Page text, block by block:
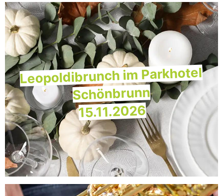
Leopoldibrunch im Parkhotel
Schönbrunn
15.11.2026